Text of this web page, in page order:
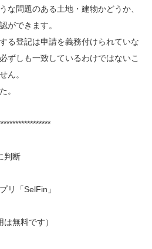
な問題のある土地・建物かどうか、
ができます。
る登記は申請を義務付けられていな
ずしも一致しているわけではないこ
ん。
。
判断
リ「SelFin」
は無料です）